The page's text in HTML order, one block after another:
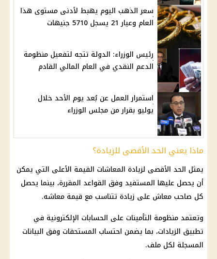
سعر الذهب اليوم يهبط لأدنى مستوى هذا
العام وعيار 21 يسجل 5710 جنيهات
رئيس الوزراء: الدولة تتجه لتفعيل منظومة
الدعم النقدي في العام المالي القادم
استمرار العمل عن بُعد يوم الأحد خلال
يوليو بقرار من مجلس الوزراء
ماذا يعني الحد الأقصى للزيادة؟
يمثل الحد الأقصى لزيادة المعاشات القيمة الأعلى التي يمكن
أن يحصل عليها المستفيد وفق القواعد المقررة، بينما يحصل
كل صاحب معاش على زيادة تتناسب مع قيمة معاشه.
وتعتمد منظومة التأمينات على الحسابات الإلكترونية في
تطبيق الزيادات، بما يضمن احتساب المستحقات وفق البيانات
المسجلة لكل ملف.